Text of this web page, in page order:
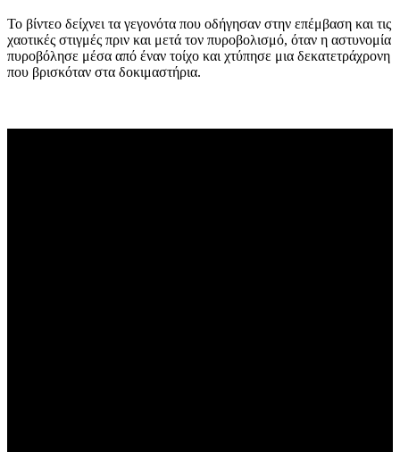
Το βίντεο δείχνει τα γεγονότα που οδήγησαν στην επέμβαση και τις
χαοτικές στιγμές πριν και μετά τον πυροβολισμό, όταν η αστυνομία
πυροβόλησε μέσα από έναν τοίχο και χτύπησε μια δεκατετράχρονη
που βρισκόταν στα δοκιμαστήρια.